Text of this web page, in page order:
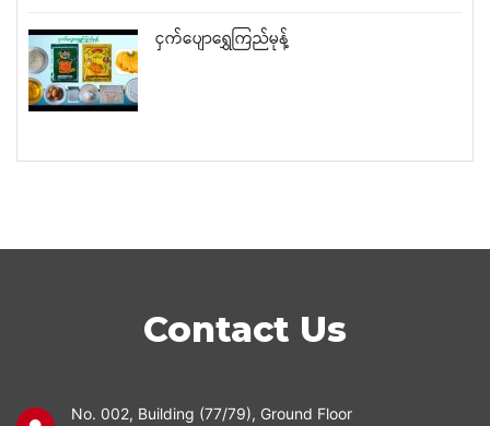
ငှက်ပျောရွှေကြည်မုန့်
Contact Us
No. 002, Building (77/79), Ground Floor